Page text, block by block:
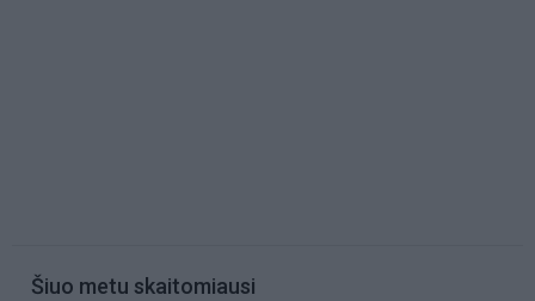
Šiuo metu skaitomiausi